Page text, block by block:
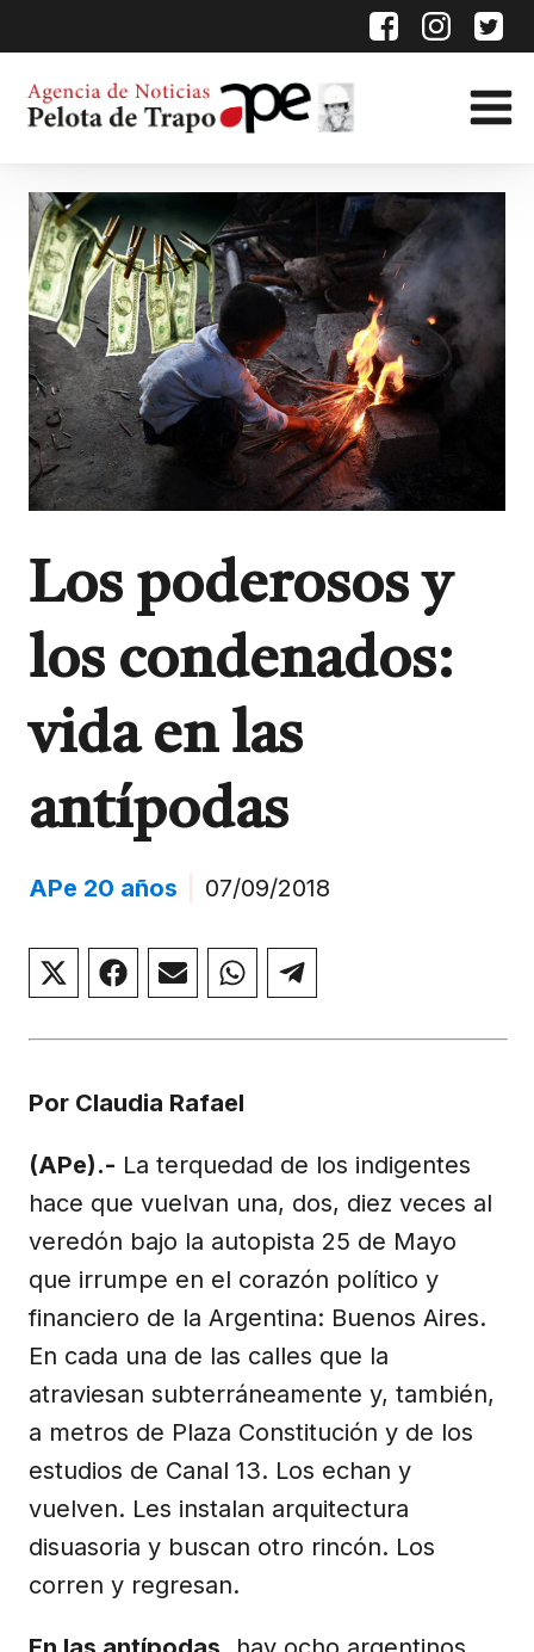
Los poderosos y
los condenados:
vida en las
antípodas
APe 20 años 07/09/2018
Compartir
en
(Twitter)
Compartir
en
Compartir
en
Compartir
en
Compartir
en
Por Claudia Rafael
(APe).- La terquedad de los indigentes
hace que vuelvan una, dos, diez veces al
veredón bajo la autopista 25 de Mayo
que irrumpe en el corazón político y
financiero de la Argentina: Buenos Aires.
En cada una de las calles que la
atraviesan subterráneamente y, también,
a metros de Plaza Constitución y de los
estudios de Canal 13. Los echan y
vuelven. Les instalan arquitectura
disuasoria y buscan otro rincón. Los
corren y regresan.